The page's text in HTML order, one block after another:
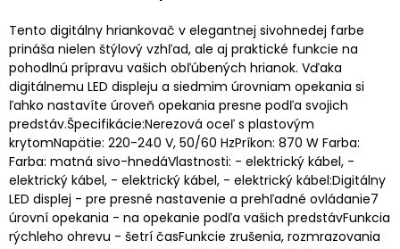
Tento digitálny hriankovač v elegantnej sivohnedej farbe
prináša nielen štýlový vzhľad, ale aj praktické funkcie na
pohodlnú prípravu vašich obľúbených hrianok. Vďaka
digitálnemu LED displeju a siedmim úrovniam opekania si
ľahko nastavíte úroveň opekania presne podľa svojich
predstáv.Špecifikácie:Nerezová oceľ s plastovým
krytomNapätie: 220-240 V, 50/60 HzPríkon: 870 W Farba:
Farba: matná sivo-hnedáVlastnosti: - elektrický kábel, -
elektrický kábel, - elektrický kábel, - elektrický kábel:Digitálny
LED displej - pre presné nastavenie a prehľadné ovládanie7
úrovní opekania - na opekanie podľa vašich predstávFunkcia
rýchleho ohrevu - šetrí časFunkcie zrušenia, rozmrazovania